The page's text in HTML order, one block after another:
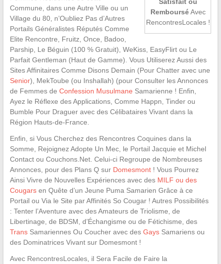
RembourséAvec
RencontresLocales !
Commune, dans une Autre Ville ou un
Village du 80, n’Oubliez Pas d’Autres
Portails Généralistes Réputés Comme
Elite Rencontre, Fruitz, Once, Badoo,
Parship, Le Béguin (100 % Gratuit), WeKiss, EasyFlirt ou Le
Parfait Gentleman (Haut de Gamme). Vous Utiliserez Aussi des
Sites Affinitaires Comme Disons Demain (Pour Chatter avec une
Senior), MekToube (ou Inshallah) (pour Consulter les Annonces
de Femmes de Confession Musulmane Samarienne ! Enfin,
Ayez le Réflexe des Applications, Comme Happn, Tinder ou
Bumble Pour Draguer avec des Célibataires Vivant dans la
Région Hauts-de-France.
Enfin, si Vous Cherchez des Rencontres Coquines dans la
Somme, Rejoignez Adopte Un Mec, le Portail Jacquie et Michel
Contact ou Couchons.Net. Celui-ci Regroupe de Nombreuses
Annonces, pour des Plans Q sur Domesmont! Vous Pourrez
Ainsi Vivre de Nouvelles Expériences avec des MILF ou des
Cougarsen Quête d’un Jeune Puma Samarien Grâce à ce
Portail ou Via le Site par Affinités So Cougar ! Autres Possibilités
: Tenter l’Aventure avec des Amateurs de Triolisme, de
Libertinage, de BDSM, d’Échangisme ou de Fétichisme, des
TransSamariennes Ou Coucher avec des GaysSamariens ou
des Dominatrices Vivant sur Domesmont !
Avec RencontresLocales, il Sera Facile de Faire la